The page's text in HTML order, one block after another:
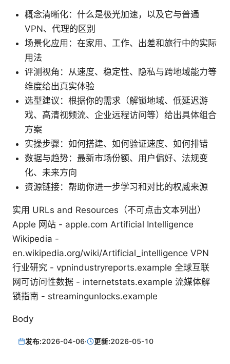
概念清晰化：什么是极光加速，以及它与普通
VPN、代理的区别
场景化应用：在家用、工作、出差和旅行中的实际
用法
评测视角：从速度、稳定性、隐私与跨地域能力等
维度给出真实体验
选型建议：根据你的需求（解锁地域、低延迟游
戏、高清视频流、企业远程访问等）给出具体组合
方案
实操步骤：如何搭建、如何验证速度、如何排错
数据与趋势：最新市场份额、用户偏好、法规变
化、未来方向
资源链接：帮助你进一步学习和对比的权威来源
实用 URLs and Resources（不可点击文本列出）
Apple 网站 - apple.com Artificial Intelligence
Wikipedia -
en.wikipedia.org/wiki/Artificial_intelligence VPN
行业研究 - vpnindustryreports.example 全球互联
网可访问性数据 - internetstats.example 流媒体解
锁指南 - streamingunlocks.example
Body
发布:2026-04-06· 更新:2026-05-10